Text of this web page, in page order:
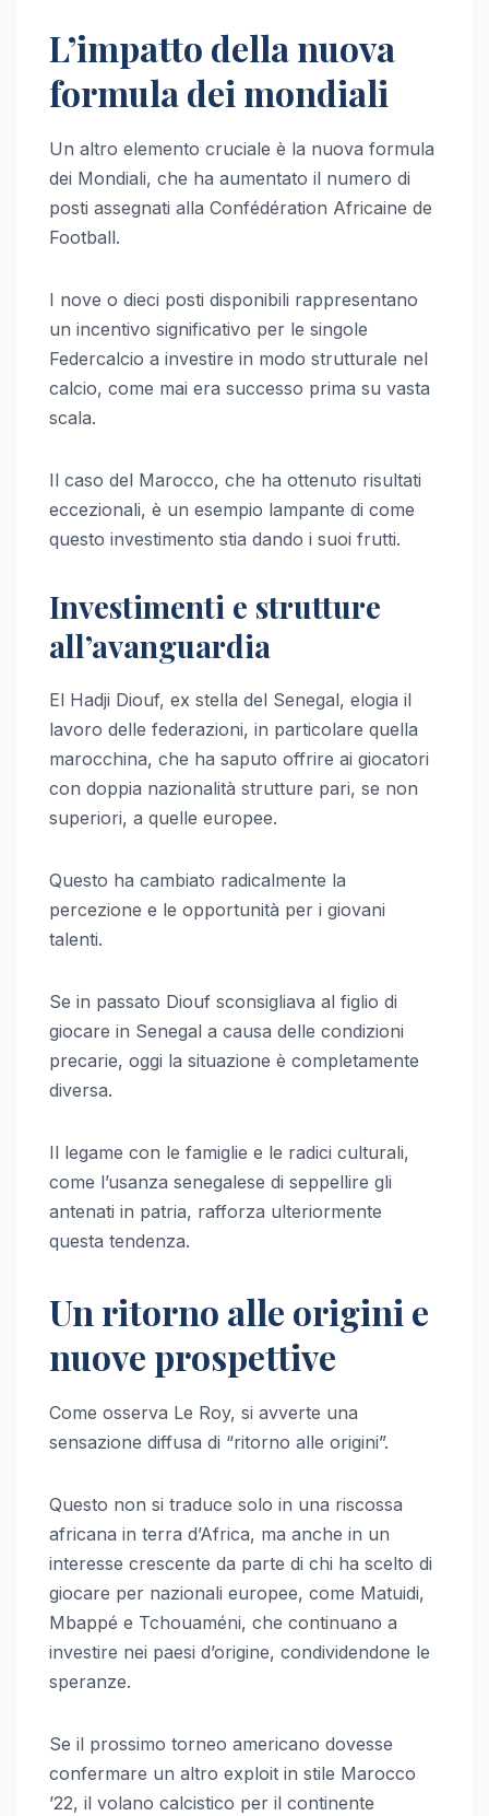
L’impatto della nuova
formula dei mondiali
Un altro elemento cruciale è la nuova formula
dei Mondiali, che ha aumentato il numero di
posti assegnati alla Confédération Africaine de
Football.
I nove o dieci posti disponibili rappresentano
un incentivo significativo per le singole
Federcalcio a investire in modo strutturale nel
calcio, come mai era successo prima su vasta
scala.
Il caso del Marocco, che ha ottenuto risultati
eccezionali, è un esempio lampante di come
questo investimento stia dando i suoi frutti.
Investimenti e strutture
all’avanguardia
El Hadji Diouf, ex stella del Senegal, elogia il
lavoro delle federazioni, in particolare quella
marocchina, che ha saputo offrire ai giocatori
con doppia nazionalità strutture pari, se non
superiori, a quelle europee.
Questo ha cambiato radicalmente la
percezione e le opportunità per i giovani
talenti.
Se in passato Diouf sconsigliava al figlio di
giocare in Senegal a causa delle condizioni
precarie, oggi la situazione è completamente
diversa.
Il legame con le famiglie e le radici culturali,
come l’usanza senegalese di seppellire gli
antenati in patria, rafforza ulteriormente
questa tendenza.
Un ritorno alle origini e
nuove prospettive
Come osserva Le Roy, si avverte una
sensazione diffusa di “ritorno alle origini”.
Questo non si traduce solo in una riscossa
africana in terra d’Africa, ma anche in un
interesse crescente da parte di chi ha scelto di
giocare per nazionali europee, come Matuidi,
Mbappé e Tchouaméni, che continuano a
investire nei paesi d’origine, condividendone le
speranze.
Se il prossimo torneo americano dovesse
confermare un altro exploit in stile Marocco
’22, il volano calcistico per il continente